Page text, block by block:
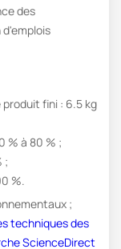
des
fini : 6.5 kg
% à 80 % ;
;
%.
;
techniques des
ScienceDirect